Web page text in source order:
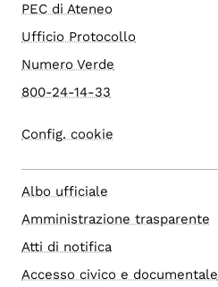
PEC di Ateneo
Ufficio Protocollo
Numero Verde
800-24-14-33
Config. cookie
Albo ufficiale
Amministrazione trasparente
Atti di notifica
Accesso civico e documentale